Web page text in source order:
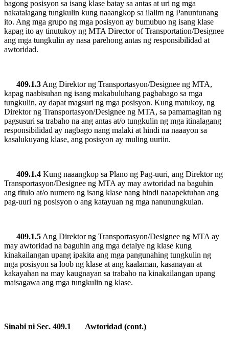
bagong posisyon sa isang klase batay sa antas at uri ng mga
nakatalagang tungkulin kung naaangkop sa ilalim ng Panuntunang
ito. Ang mga grupo ng mga posisyon ay bumubuo ng isang klase
kapag ito ay tinutukoy ng MTA Director of Transportation/Designee
ang mga tungkulin ay nasa parehong antas ng responsibilidad at
awtoridad.
409.1.3 Ang Direktor ng Transportasyon/Designee ng MTA,
kapag naabisuhan ng isang makabuluhang pagbabago sa mga
tungkulin, ay dapat magsuri ng mga posisyon. Kung matukoy, ng
Direktor ng Transportasyon/Designee ng MTA, sa pamamagitan ng
pagsusuri sa trabaho na ang antas at/o tungkulin ng mga itinalagang
responsibilidad ay nagbago nang malaki at hindi na naaayon sa
kasalukuyang klase, ang posisyon ay muling uuriin.
409.1.4 Kung naaangkop sa Plano ng Pag-uuri, ang Direktor ng
Transportasyon/Designee ng MTA ay may awtoridad na baguhin
ang titulo at/o numero ng isang klase nang hindi naaapektuhan ang
pag-uuri ng posisyon o ang katayuan ng mga nanunungkulan.
409.1.5 Ang Direktor ng Transportasyon/Designee ng MTA ay
may awtoridad na baguhin ang mga detalye ng klase kung
kinakailangan upang ipakita ang mga pangunahing tungkulin ng
mga posisyon sa loob ng klase at ang kaalaman, kasanayan at
kakayahan na may kaugnayan sa trabaho na kinakailangan upang
maisagawa ang mga tungkulin ng klase.
Sinabi ni Sec. 409.1 Awtoridad (cont.)